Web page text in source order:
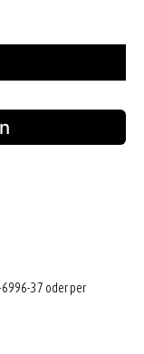
ist zurzeit nicht verfügbar.)
37 oder per